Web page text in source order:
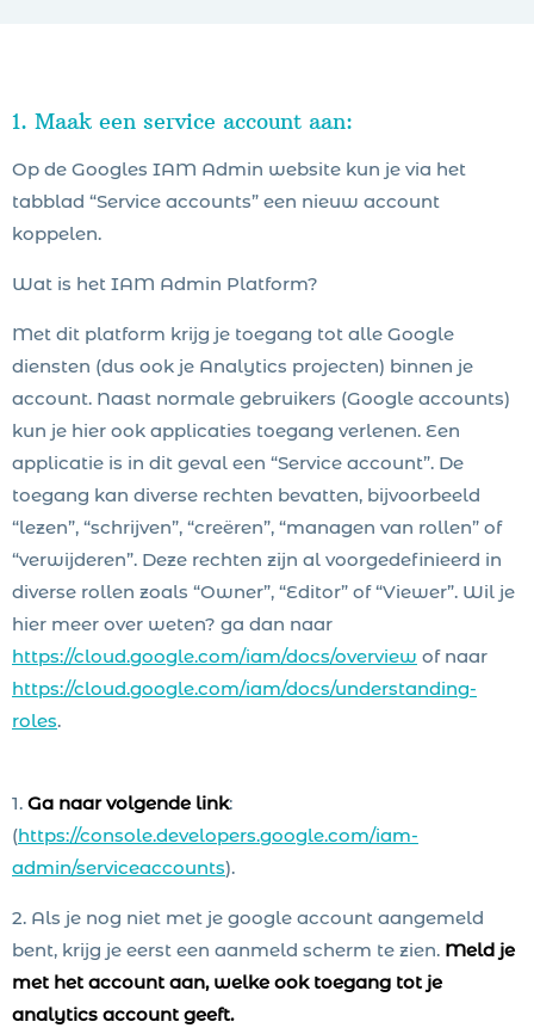
1. Maak een service account aan:
Op de Googles IAM Admin website kun je via het
tabblad “Service accounts” een nieuw account
koppelen.
Wat is het IAM Admin Platform?
Met dit platform krijg je toegang tot alle Google
diensten (dus ook je Analytics projecten) binnen je
account. Naast normale gebruikers (Google accounts)
kun je hier ook applicaties toegang verlenen. Een
applicatie is in dit geval een “Service account”. De
toegang kan diverse rechten bevatten, bijvoorbeeld
“lezen”, “schrijven”, “creëren”, “managen van rollen” of
“verwijderen”. Deze rechten zijn al voorgedefinieerd in
diverse rollen zoals “Owner”, “Editor” of “Viewer”. Wil je
hier meer over weten? ga dan naar
https://cloud.google.com/iam/docs/overview of naar
https://cloud.google.com/iam/docs/understanding-
roles.
1. Ga naar volgende link:
(https://console.developers.google.com/iam-
admin/serviceaccounts).
2. Als je nog niet met je google account aangemeld
bent, krijg je eerst een aanmeld scherm te zien. Meld je
met het account aan, welke ook toegang tot je
analytics account geeft.